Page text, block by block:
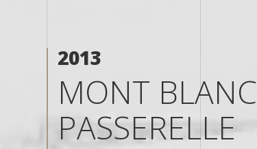
2013
MONT BLANC
PASSERELLE